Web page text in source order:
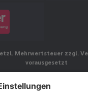
Mehrwertsteuer zzgl.
vorausgesetzt
Folgen Sie uns